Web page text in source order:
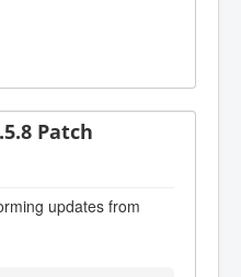
Patch
updates from